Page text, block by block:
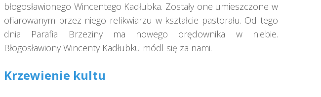
błogosławionego Wincentego Kadłubka. Zostały one umieszczone w
ofiarowanym przez niego relikwiarzu w kształcie pastorału. Od tego
dnia Parafia Brzeziny ma nowego orędownika w niebie.
Błogosławiony Wincenty Kadłubku módl się za nami.
Krzewienie kultu